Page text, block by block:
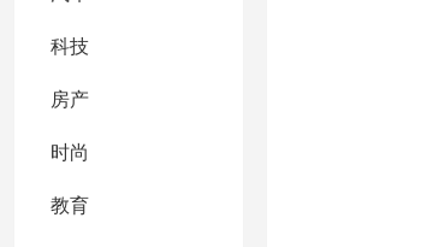
科技
房产
时尚
教育